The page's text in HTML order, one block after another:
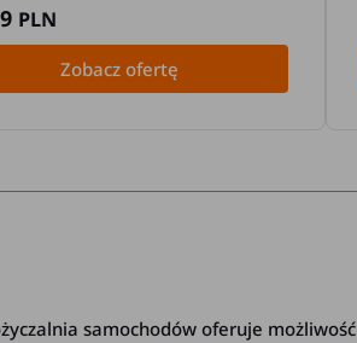
PLN
Zobacz ofertę
samochodów oferuje możliwość